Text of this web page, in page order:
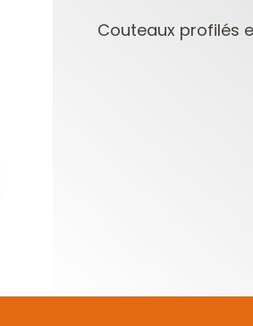
Couteaux profilés